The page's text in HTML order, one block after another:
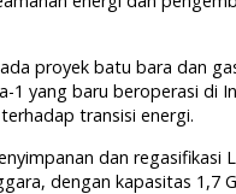
proyek batu bara dan
1 yang baru beroperasi di
transisi energi.
dan regasifikasi
dengan kapasitas 1,7